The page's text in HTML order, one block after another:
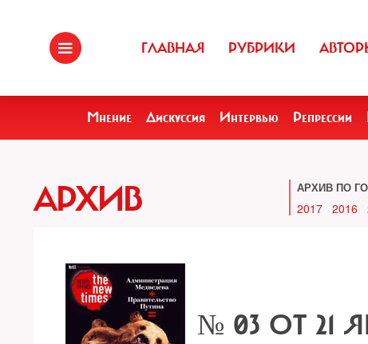
ГЛАВНАЯ РУБРИКИ
Мнение Дискуссия Интервью Репрессии
АРХИВ АРХИВ ПО
2017 2016
№ 03 ОТ 21